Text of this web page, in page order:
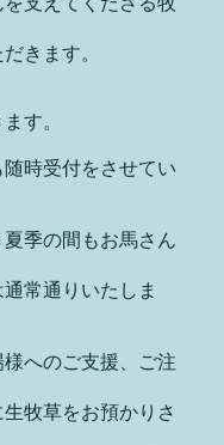
きます。
す。
随時受付をさせてい
季の間もお馬さん
常通りいたしま
へのご支援、ご注
牧草をお預かりさ